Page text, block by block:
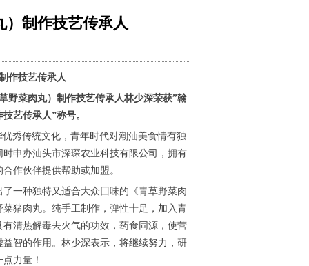
）制作技艺传承人
作技艺传承人
野菜肉丸）制作技艺传承人林少深荣获”翰
艺传承人”称号。
秀传统文化，青年时代对潮汕美食情有独
申办汕头市深琛农业科技有限公司，拥有
作伙伴提供帮助或加盟。
一种独特又适合大众囗味的《青草野菜肉
猪肉丸。纯手工制作，弹性十足，加入青
清热解毒去火气的功效，药食同源，使营
智的作用。林少深表示，将继续努力，研
力量！